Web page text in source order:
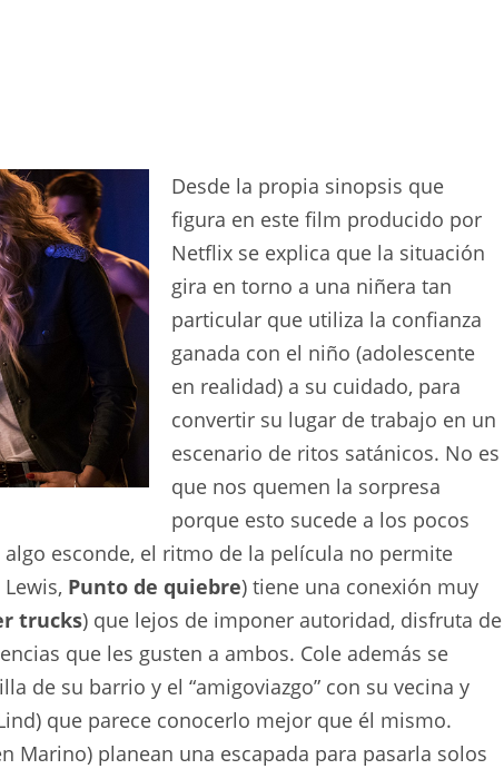
Desde la propia sinopsis que
figura en este film producido por
Netflix se explica que la situación
gira en torno a una niñera tan
particular que utiliza la confianza
ganada con el niño (adolescente
en realidad) a su cuidado, para
convertir su lugar de trabajo en un
escenario de ritos satánicos. No es
que nos quemen la sorpresa
porque esto sucede a los pocos
esconde, el ritmo de la película no permite
Punto de quiebre) tiene una conexión muy
trucks) que lejos de imponer autoridad, disfruta de
que les gusten a ambos. Cole además se
de su barrio y el “amigoviazgo” con su vecina y
que parece conocerlo mejor que él mismo.
Marino) planean una escapada para pasarla solos